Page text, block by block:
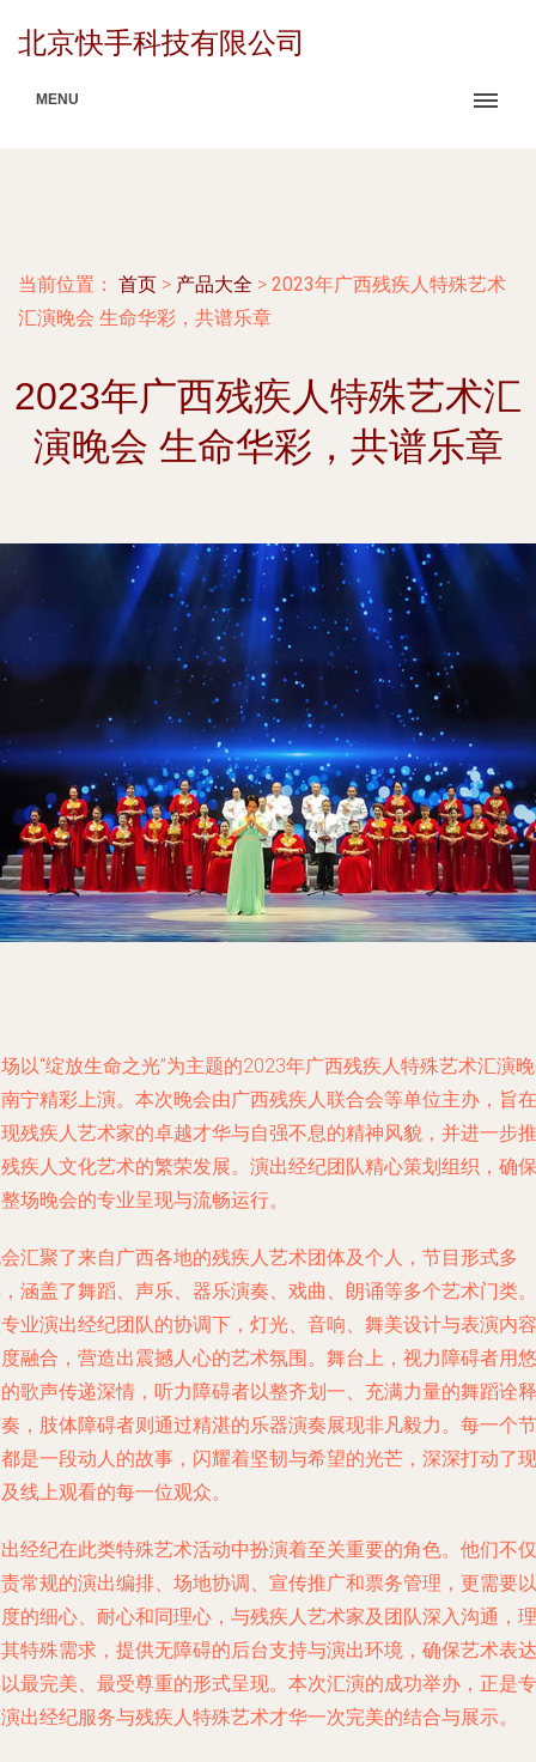
北京快手科技有限公司
MENU
当前位置： 首页 > 产品大全 > 2023年广西残疾人特殊艺术
汇演晚会 生命华彩，共谱乐章
2023年广西残疾人特殊艺术汇
演晚会 生命华彩，共谱乐章
以“绽放生命之光”为主题的2023年广西残疾人特殊艺术汇演
宁精彩上演。本次晚会由广西残疾人联合会等单位主办，旨在
残疾人艺术家的卓越才华与自强不息的精神风貌，并进一步推
疾人文化艺术的繁荣发展。演出经纪团队精心策划组织，确保
场晚会的专业呈现与流畅运行。
汇聚了来自广西各地的残疾人艺术团体及个人，节目形式多
涵盖了舞蹈、声乐、器乐演奏、戏曲、朗诵等多个艺术门类。
业演出经纪团队的协调下，灯光、音响、舞美设计与表演内容
融合，营造出震撼人心的艺术氛围。舞台上，视力障碍者用悠
歌声传递深情，听力障碍者以整齐划一、充满力量的舞蹈诠释
，肢体障碍者则通过精湛的乐器演奏展现非凡毅力。每一个节
是一段动人的故事，闪耀着坚韧与希望的光芒，深深打动了现
线上观看的每一位观众。
经纪在此类特殊艺术活动中扮演着至关重要的角色。他们不仅
常规的演出编排、场地协调、宣传推广和票务管理，更需要以
的细心、耐心和同理心，与残疾人艺术家及团队深入沟通，理
特殊需求，提供无障碍的后台支持与演出环境，确保艺术表达
最完美、最受尊重的形式呈现。本次汇演的成功举办，正是专
出经纪服务与残疾人特殊艺术才华一次完美的结合与展示。